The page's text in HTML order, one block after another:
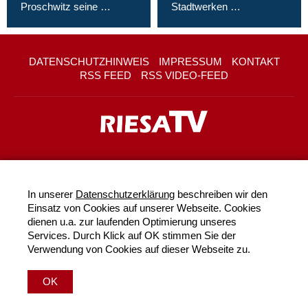
Proschwitz seine …
Stadtwerken …
DATENSCHUTZHINWEIS IMPRESSUM
KONTAKT
RSS FEED
RSS VIDEO-FEED
In unserer Datenschutzerklärung beschreiben wir den
Einsatz von Cookies auf unserer Webseite. Cookies
dienen u.a. zur laufenden Optimierung unseres
Services. Durch Klick auf OK stimmen Sie der
Verwendung von Cookies auf dieser Webseite zu.
OK